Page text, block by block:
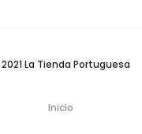
La Tienda Portuguesa
Inicio